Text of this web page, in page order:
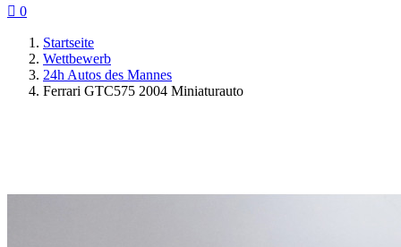
 0
Startseite
Wettbewerb
24h Autos des Mannes
Ferrari GTC575 2004 Miniaturauto